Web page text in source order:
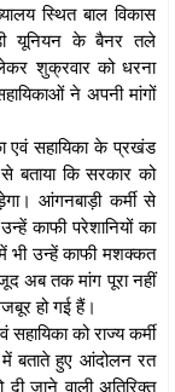
स्थित बाल विकास
यूनियन के बैनर तले
शुक्रवार को धरना
ने अपनी मांगों
एवं सहायिका के प्रखंड
बताया कि सरकार को
आंगनबाड़ी कर्मी से
काफी परेशानियों का
भी उन्हें काफी मशक्कत
अब तक मांग पूरा नहीं
हो गई हैं।
को राज्य कर्मी
में बताते हुए आंदोलन रत
जाने वाली अतिरिक्त